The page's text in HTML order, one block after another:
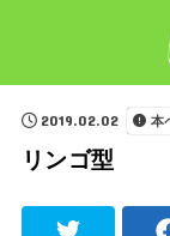
2019.02.02 本
リンゴ型